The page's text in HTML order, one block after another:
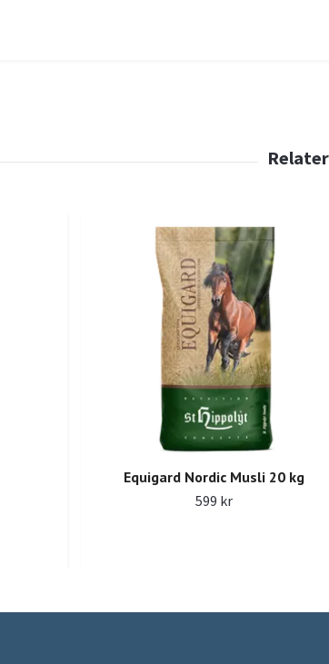
Equigard Nordic Musli 20 kg
599 kr